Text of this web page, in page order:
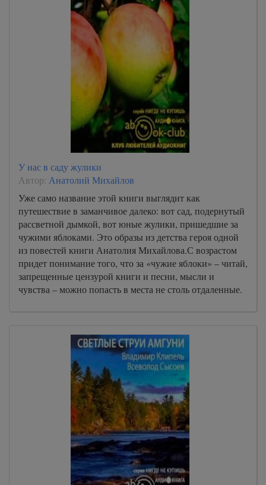
У нас в саду жулики
Автор: Анатолий Михайлов
Уже само название этой книги выглядит как
путешествие в заманчивое далеко: вот сад, подернутый
рассветной дымкой, вот юные жулики, пришедшие за
чужими яблоками. Это образы из детства героя одной
из повестей книги Анатолия Михайлова.С возрастом
придет понимание того, что за «чужие яблоки» – читай,
запрещенные цензурой книги и песни, мысли и
чувства – можно попасть в места не столь отдаленные.